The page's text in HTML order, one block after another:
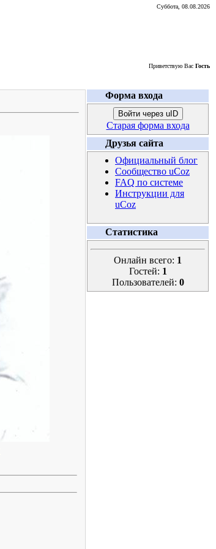
Суббота, 08.08.2026
Приветствую Вас Гость
Форма входа
Войти через uID
Старая форма входа
Друзья сайта
Официальный блог
Сообщество uCoz
FAQ по системе
Инструкции для
uCoz
Статистика
Онлайн всего: 1
Гостей: 1
Пользователей: 0